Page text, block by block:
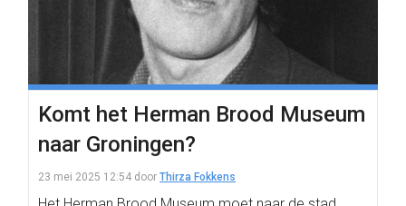
Komt het Herman Brood Museum
naar Groningen?
23 mei 2025 12:54 door Thirza Fokkens